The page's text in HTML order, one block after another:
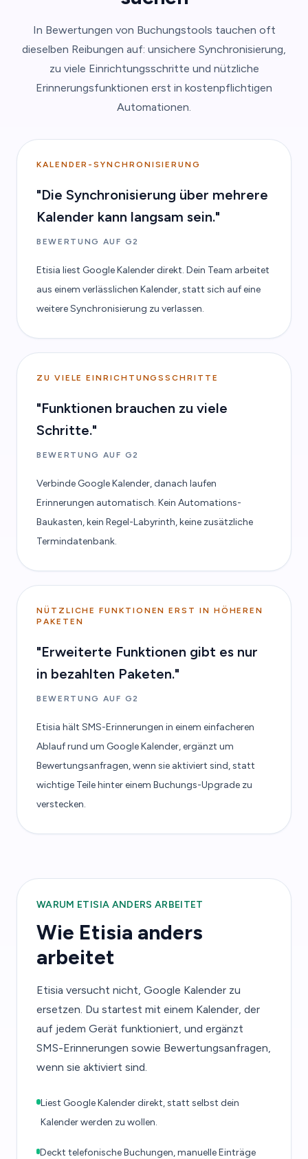
In Bewertungen von Buchungstools tauchen oft
dieselben Reibungen auf: unsichere Synchronisierung,
zu viele Einrichtungsschritte und nützliche
Erinnerungsfunktionen erst in kostenpflichtigen
Automationen.
KALENDER-SYNCHRONISIERUNG
"Die Synchronisierung über mehrere
Kalender kann langsam sein."
BEWERTUNG AUF G2
Etisia liest Google Kalender direkt. Dein Team arbeitet
aus einem verlässlichen Kalender, statt sich auf eine
weitere Synchronisierung zu verlassen.
ZU VIELE EINRICHTUNGSSCHRITTE
"Funktionen brauchen zu viele
Schritte."
BEWERTUNG AUF G2
Verbinde Google Kalender, danach laufen
Erinnerungen automatisch. Kein Automations-
Baukasten, kein Regel-Labyrinth, keine zusätzliche
Termindatenbank.
NÜTZLICHE FUNKTIONEN ERST IN HÖHEREN
PAKETEN
"Erweiterte Funktionen gibt es nur
in bezahlten Paketen."
BEWERTUNG AUF G2
Etisia hält SMS-Erinnerungen in einem einfacheren
Ablauf rund um Google Kalender, ergänzt um
Bewertungsanfragen, wenn sie aktiviert sind, statt
wichtige Teile hinter einem Buchungs-Upgrade zu
verstecken.
WARUM ETISIA ANDERS ARBEITET
Wie Etisia anders
arbeitet
Etisia versucht nicht, Google Kalender zu
ersetzen. Du startest mit einem Kalender, der
auf jedem Gerät funktioniert, und ergänzt
SMS-Erinnerungen sowie Bewertungsanfragen,
wenn sie aktiviert sind.
Liest Google Kalender direkt, statt selbst dein
Kalender werden zu wollen.
Deckt telefonische Buchungen, manuelle Einträge